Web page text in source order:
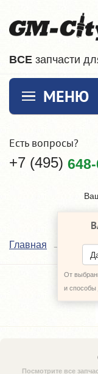
ВCE запчасти
МЕНЮ
Есть вопросы?
+7 (495)
От
и способы
Главная Наши
Посмотрите все